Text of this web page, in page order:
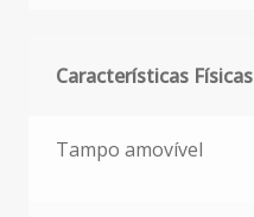
Características Físicas
Tampo amovível